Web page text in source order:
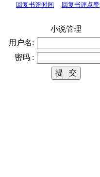
回复书评时间
回复书评点赞
小说管理
用户名:
密码 :